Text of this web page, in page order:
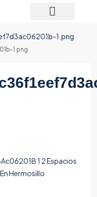
1.png
1.png